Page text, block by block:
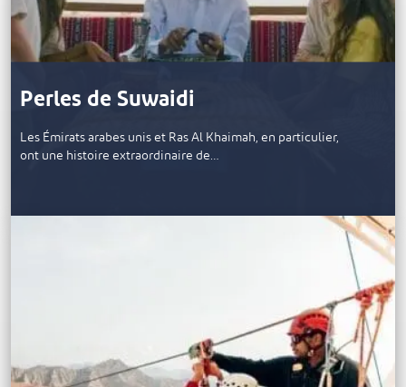
Perles de Suwaidi
Les Émirats arabes unis et Ras Al Khaimah, en particulier,
ont une histoire extraordinaire de…